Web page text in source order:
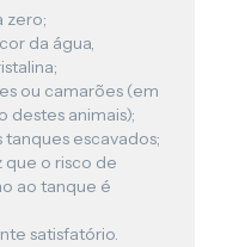
zero;
da água,
ou camarões (em
destes animais);
tanques escavados;
que o risco de
ao tanque é
satisfatório.